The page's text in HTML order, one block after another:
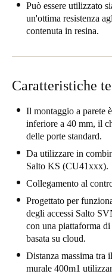
Belgium
FrançaisNederlandsEnglish
Portugal
Português
Italy
Italiano
Russia
Russian
Poland
Polski
Può essere utilizzato
un'ottima resistenza
contenuta in resina.
Caratteristiche
Il montaggio a parete
inferiore a 40 mm, il
delle porte standard.
Da utilizzare in
Salto KS (CU41xxx).
Collegamento al
Progettato per
degli accessi Salto
con una piattaforma
basata su cloud.
Distanza massima tra
murale 400m1